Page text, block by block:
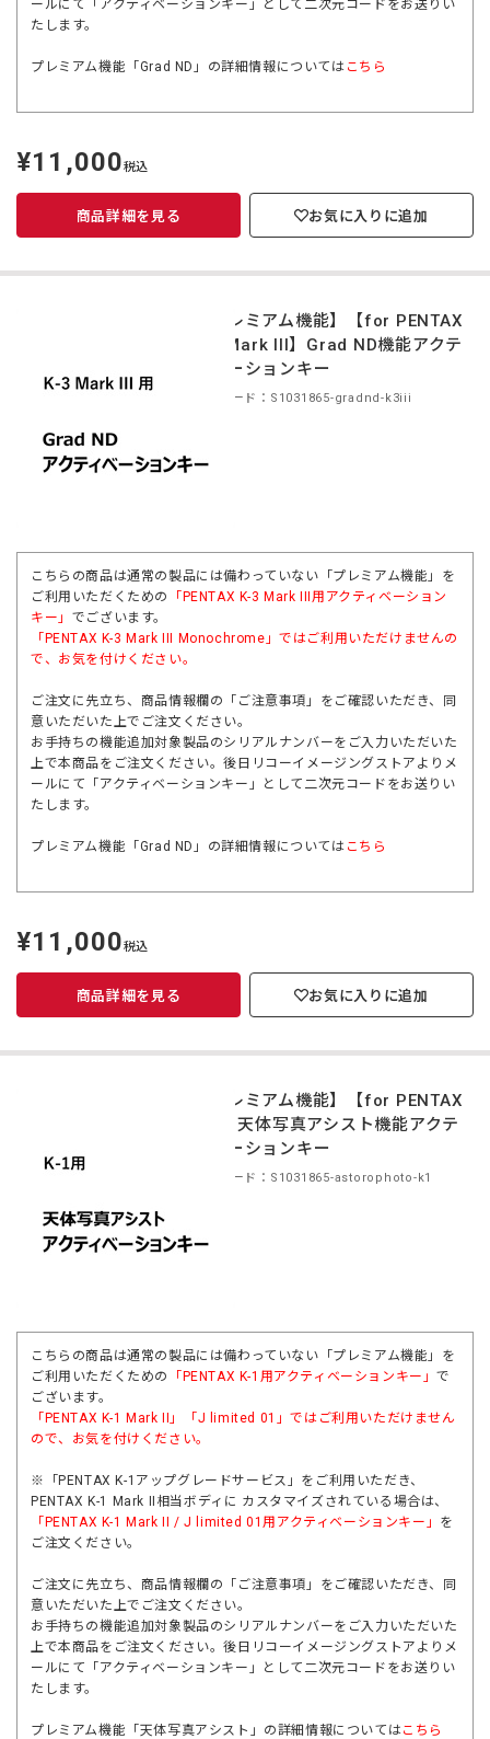
ールにて「アクティベーションキー」として二次元コードをお送りい
たします。
プレミアム機能「Grad ND」の詳細情報については こちら
定
価
¥11,000税込
商品詳細を見る お気に入りに追加
【プレミアム機能】【for PENTAX
K-3 Mark III】Grad ND機能アクテ
ィベーションキー
商品コード：S1031865-gradnd-k3iii
こちらの商品は通常の製品には備わっていない「プレミアム機能」を
ご利用いただくための
「PENTAX K-3 Mark III用アクティベーション
キー」 でございます。
「 PENTAX K-3 Mark III Monochrome 」ではご利用いただけませんの
で、お気を付けください。
ご注文に先立ち、商品情報欄の「ご注意事項」をご確認いただき、同
意いただいた上でご注文ください。
お手持ちの機能追加対象製品のシリアルナンバーをご入力いただいた
上で本商品をご注文ください。後日リコーイメージングストアよりメ
ールにて「アクティベーションキー」として二次元コードをお送りい
たします。
プレミアム機能「Grad ND」の詳細情報については こちら
定
価
¥11,000税込
商品詳細を見る お気に入りに追加
【プレミアム機能】【for PENTAX
K-1】天体写真アシスト機能アクテ
ィベーションキー
商品コード：S1031865-astorophoto-k1
こちらの商品は通常の製品には備わっていない「プレミアム機能」を
ご利用いただくための
「PENTAX K-1用アクティベーションキー」で
ございます。
「 PENTAX K-1 Mark II 」「 J limited 01 」ではご利用いただけません
ので、お気を付けください。
※「PENTAX K-1アップグレードサービス」をご利用いただき、
PENTAX K-1 Mark II相当ボディに カスタマイズされている場合は、
「PENTAX K-1 Mark II / J limited 01用アクティベーションキー」 を
ご注文ください。
ご注文に先立ち、商品情報欄の「ご注意事項」をご確認いただき、同
意いただいた上でご注文ください。
お手持ちの機能追加対象製品のシリアルナンバーをご入力いただいた
上で本商品をご注文ください。後日リコーイメージングストアよりメ
ールにて「アクティベーションキー」として二次元コードをお送りい
たします。
プレミアム機能「天体写真アシスト」の詳細情報についてはこちら